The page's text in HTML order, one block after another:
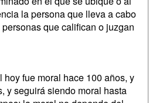
la persona que lleva a cabo
que califican o juzgan
hoy fue moral hace 100 años, y
y seguirá siendo moral hasta